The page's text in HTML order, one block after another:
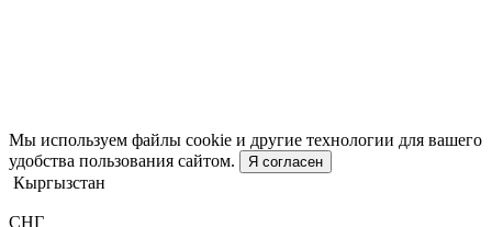
Мы используем файлы cookie и другие технологии для вашего
удобства пользования сайтом.
Я согласен
Кыргызстан
СНГ